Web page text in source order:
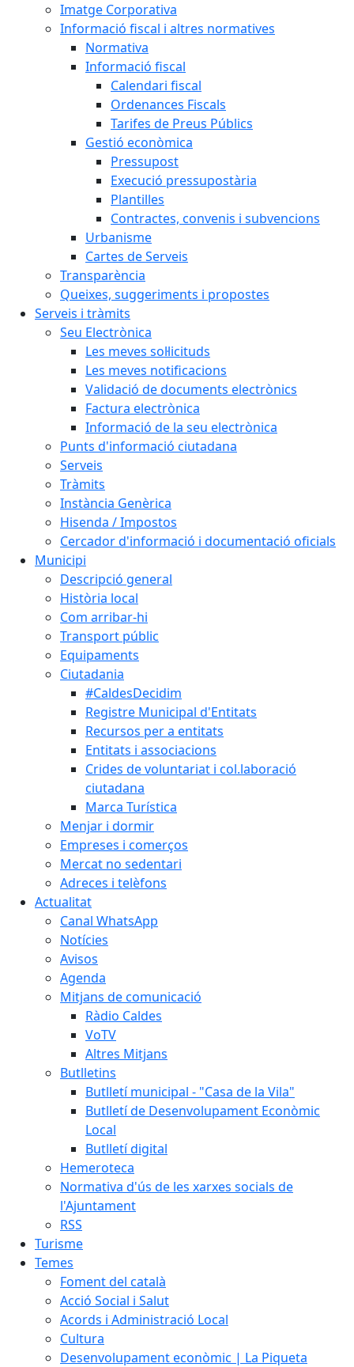
Imatge Corporativa
Informació fiscal i altres normatives
Normativa
Informació fiscal
Calendari fiscal
Ordenances Fiscals
Tarifes de Preus Públics
Gestió econòmica
Pressupost
Execució pressupostària
Plantilles
Contractes, convenis i subvencions
Urbanisme
Cartes de Serveis
Transparència
Queixes, suggeriments i propostes
Serveis i tràmits
Seu Electrònica
Les meves sol·licituds
Les meves notificacions
Validació de documents electrònics
Factura electrònica
Informació de la seu electrònica
Punts d'informació ciutadana
Serveis
Tràmits
Instància Genèrica
Hisenda / Impostos
Cercador d'informació i documentació oficials
Municipi
Descripció general
Història local
Com arribar-hi
Transport públic
Equipaments
Ciutadania
#CaldesDecidim
Registre Municipal d'Entitats
Recursos per a entitats
Entitats i associacions
Crides de voluntariat i col.laboració
ciutadana
Marca Turística
Menjar i dormir
Empreses i comerços
Mercat no sedentari
Adreces i telèfons
Actualitat
Canal WhatsApp
Notícies
Avisos
Agenda
Mitjans de comunicació
Ràdio Caldes
VoTV
Altres Mitjans
Butlletins
Butlletí municipal - "Casa de la Vila"
Butlletí de Desenvolupament Econòmic
Local
Butlletí digital
Hemeroteca
Normativa d'ús de les xarxes socials de
l'Ajuntament
RSS
Turisme
Temes
Foment del català
Acció Social i Salut
Acords i Administració Local
Cultura
Desenvolupament econòmic | La Piqueta